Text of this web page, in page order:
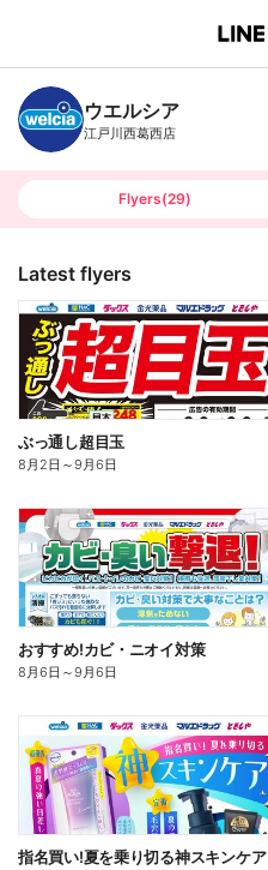
B
n
c
h
T
ウエルシア
江戸川西葛西店
Flyers(29)
Latest flyers
ぶっ通し超目玉
8月2日 ～9月6日
おすすめ!カビ・ニオイ対策
8月6日 ～9月6日
指名買い!夏を乗り切る神スキンケア